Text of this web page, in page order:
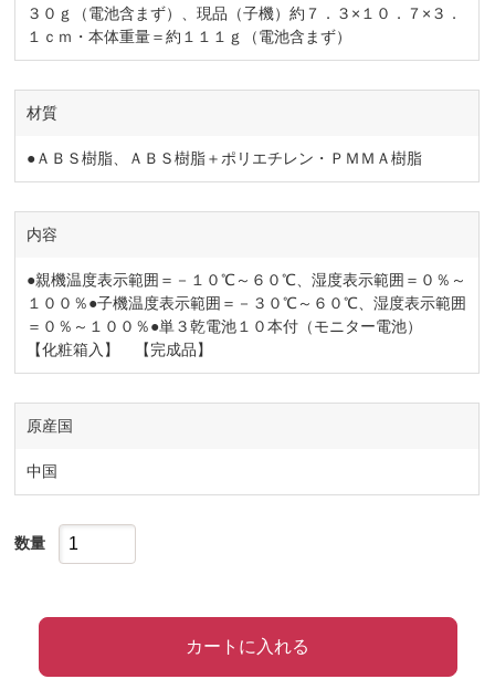
３０ｇ（電池含まず）、現品（子機）約７．３×１０．７×３．
１ｃｍ・本体重量＝約１１１ｇ（電池含まず）
材質
●ＡＢＳ樹脂、ＡＢＳ樹脂＋ポリエチレン・ＰＭＭＡ樹脂
内容
●親機温度表示範囲＝－１０℃～６０℃、湿度表示範囲＝０％～
１００％●子機温度表示範囲＝－３０℃～６０℃、湿度表示範囲
＝０％～１００％●単３乾電池１０本付（モニター電池）
【化粧箱入】 【完成品】
原産国
中国
数量
カートに入れる